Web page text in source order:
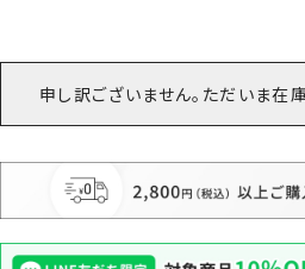
申し訳ございません。ただいま在